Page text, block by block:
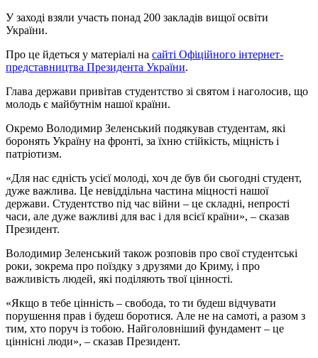
У заході взяли участь понад 200 закладів вищої освіти
України.
Про це йдеться у матеріалі на сайті Офіційного інтернет-
представництва Президента України.
Глава держави привітав студентство зі святом і наголосив, що
молодь є майбутнім нашої країни.
Окремо Володимир Зеленський подякував студентам, які
боронять Україну на фронті, за їхню стійкість, міцність і
патріотизм.
«Для нас єдність усієї молоді, хоч де був би сьогодні студент,
дуже важлива. Це невіддільна частина міцності нашої
держави. Студентство під час війни – це складні, непрості
часи, але дуже важливі для вас і для всієї країни», – сказав
Президент.
Володимир Зеленський також розповів про свої студентські
роки, зокрема про поїздку з друзями до Криму, і про
важливість людей, які поділяють твої цінності.
«Якщо в тебе цінність – свобода, то ти будеш відчувати
порушення прав і будеш боротися. Але не на самоті, а разом з
тим, хто поруч із тобою. Найголовніший фундамент – це
ціннісні люди», – сказав Президент.